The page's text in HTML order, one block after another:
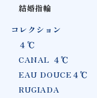
結婚指輪
コレクション
４℃
CANAL ４℃
EAU DOUCE４℃
RUGIADA